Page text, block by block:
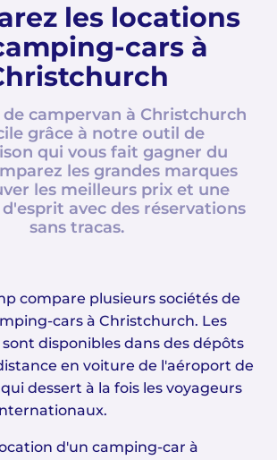
les locations
cars à
campervan à Christchurch
grâce à notre outil de
qui vous fait gagner du
les grandes marques
les meilleurs prix et une
avec des réservations
sans tracas.
compare plusieurs sociétés de
cars à Christchurch. Les
disponibles dans des dépôts
en voiture de l'aéroport de
dessert à la fois les voyageurs
d'un camping-car à